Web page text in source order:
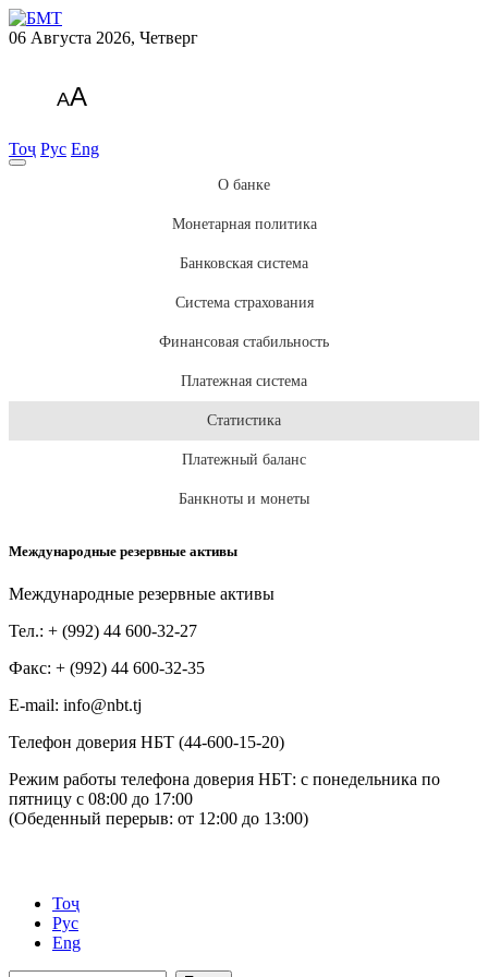
06 Августа 2026, Четверг
AA
Тоҷ Рус Eng
О банке
Монетарная политика
Банковская система
Система страхования
Финансовая стабильность
Платежная система
Статистика
Платежный баланс
Банкноты и монеты
Международные резервные активы
Международные резервные активы
Тел.: + (992) 44 600-32-27
Факс: + (992) 44 600-32-35
Е-mail: info@nbt.tj
Телефон доверия НБТ (44-600-15-20)
Режим работы телефона доверия НБТ: с понедельника по
пятницу с 08:00 до 17:00
(Обеденный перерыв: от 12:00 до 13:00)
Тоҷ
Рус
Eng